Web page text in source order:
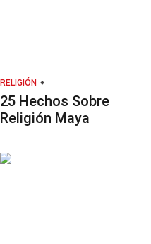
RELIGIÓN
25 Hechos Sobre
Religión Maya